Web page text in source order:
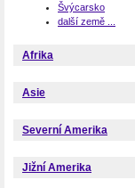
Švýcarsko
další země ...
Afrika
Asie
Severní Amerika
Jižní Amerika